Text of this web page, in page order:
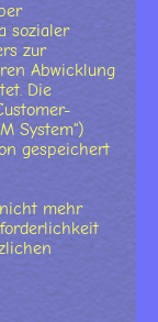
sozialer
zur
Abwicklung
Die
System")
gespeichert
mehr